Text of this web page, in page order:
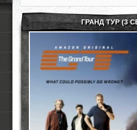
ГРАНД ТУР (3